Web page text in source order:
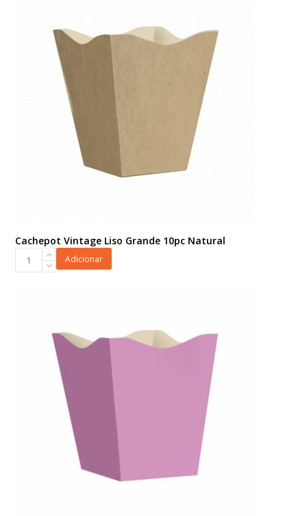
quantidade
Cachepot Vintage Liso Grande 10pc Natural
Cachepot
quantidade
Adicionar